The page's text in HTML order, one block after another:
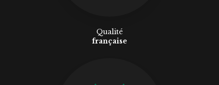
Qualité
française